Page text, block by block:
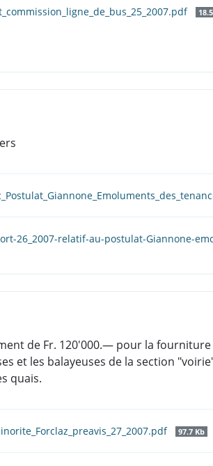
26_2007-relatif-au-postulat-Giannone-
de Fr. 120'000.— pour la
et les balayeuses de la section
quais.
97.7 Kb